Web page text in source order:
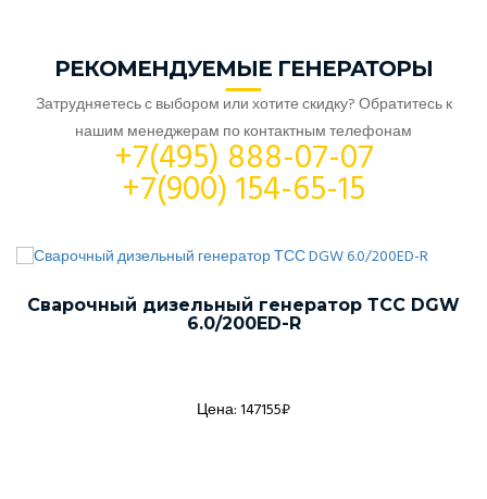
РЕКОМЕНДУЕМЫЕ ГЕНЕРАТОРЫ
Затрудняетесь с выбором или хотите скидку? Обратитесь к
нашим менеджерам по контактным телефонам
+7(495) 888-07-07
+7(900) 154-65-15
Сварочный дизельный генератор ТСС DGW
6.0/200ED-R
Цена: 147155₽